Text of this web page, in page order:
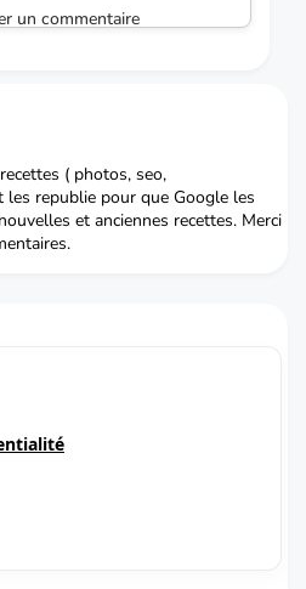
un commentaire
( photos, seo,
les republie pour que Google les
et anciennes recettes. Merci